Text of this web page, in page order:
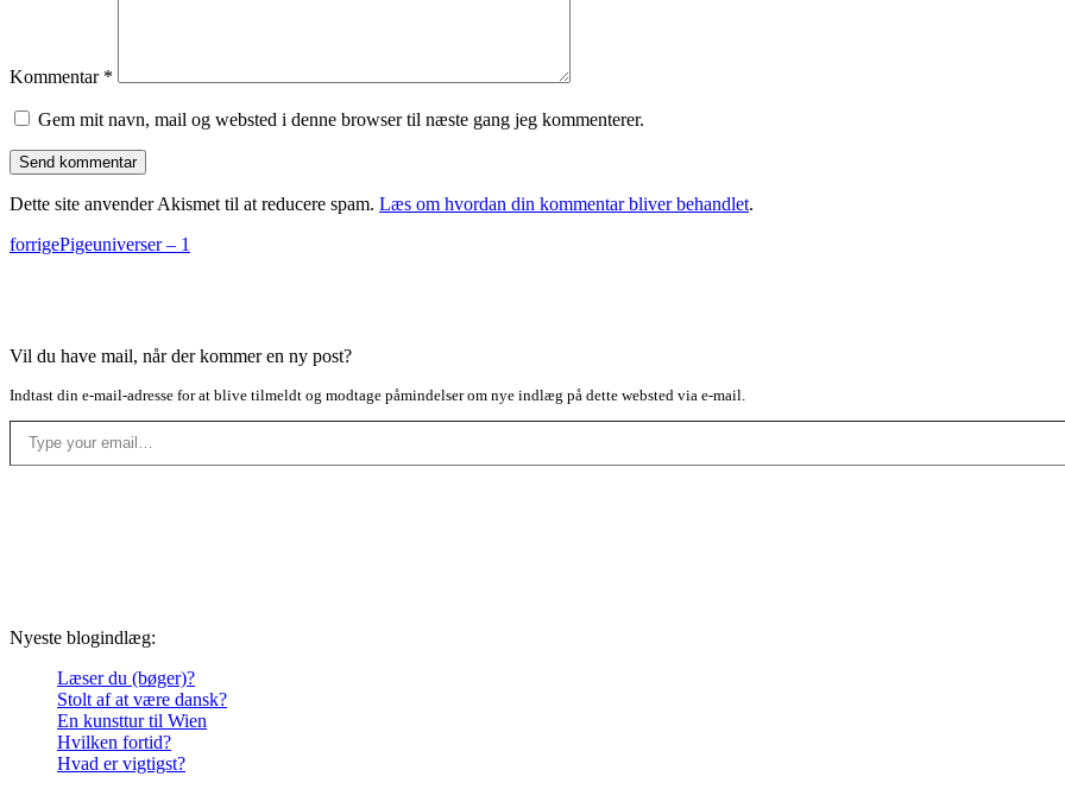
Kommentar *
Gem mit navn, mail og websted i denne browser til næste gang jeg kommenterer.
Dette site anvender Akismet til at reducere spam. Læs om hvordan din kommentar bliver behandlet.
forrigePigeuniverser – 1
Vil du have mail, når der kommer en ny post?
Indtast din e-mail-adresse for at blive tilmeldt og modtage påmindelser om nye indlæg på dette websted via e-mail.
Type your email…
Nyeste blogindlæg:
Læser du (bøger)?
Stolt af at være dansk?
En kunsttur til Wien
Hvilken fortid?
Hvad er vigtigst?